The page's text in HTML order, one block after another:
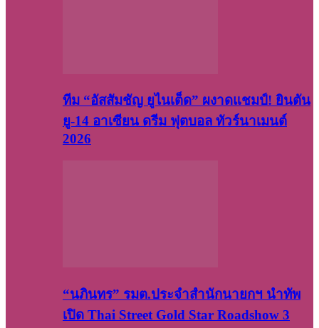
ทีม “อัสสัมชัญ ยูไนเต็ด” ผงาดแชมป์! ยินตัน
ยู-14 อาเซียน ดรีม ฟุตบอล ทัวร์นาเมนต์
2026
“นภินทร” รมต.ประจำสำนักนายกฯ นำทัพ
เปิด Thai Street Gold Star Roadshow 3